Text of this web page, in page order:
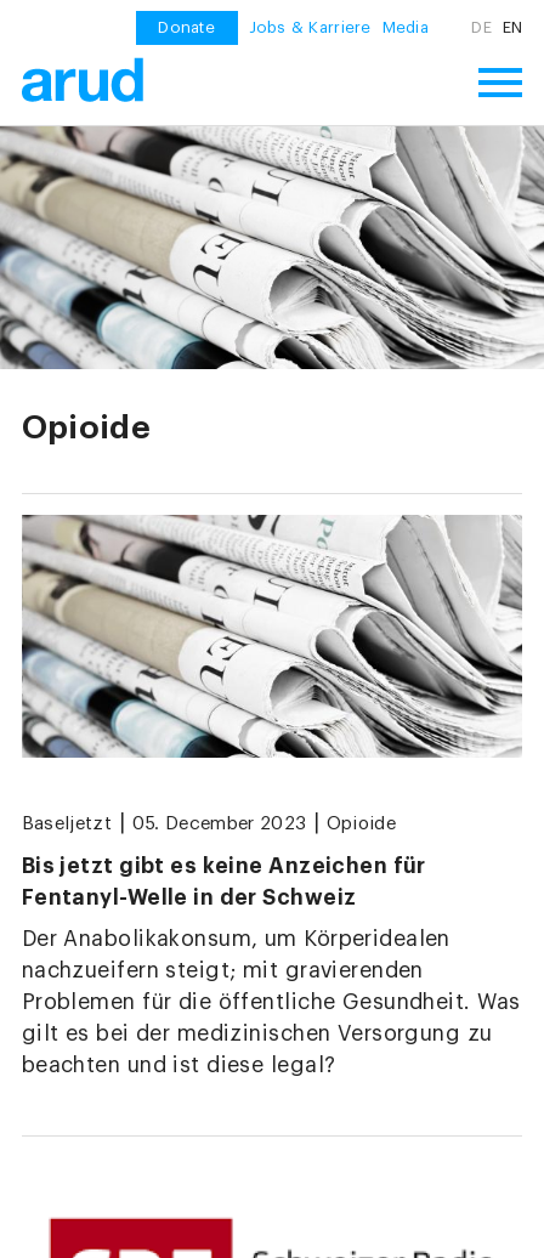
Donate Jobs & Karriere Media DE EN
Opioide
Baseljetzt 05. December 2023 Opioide
Bis jetzt gibt es keine Anzeichen für
Fentanyl-Welle in der Schweiz
Der Anabolikakonsum, um Körperidealen
nachzueifern steigt; mit gravierenden
Problemen für die öffentliche Gesundheit. Was
gilt es bei der medizinischen Versorgung zu
beachten und ist diese legal?